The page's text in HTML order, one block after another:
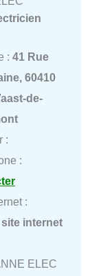
: 41 Rue
60410
de-
:
:
:
internet
ELEC